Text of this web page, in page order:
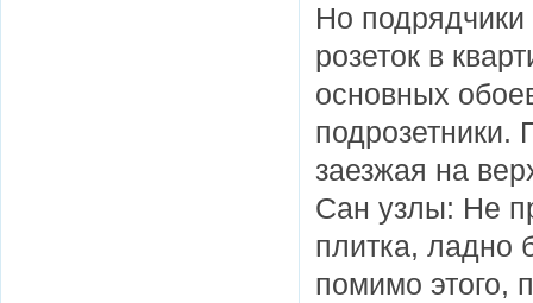
Но
розеток в
основных
подрозетники.
заезжая на
Сан узлы: Не
плитка, ладно
помимо этого,